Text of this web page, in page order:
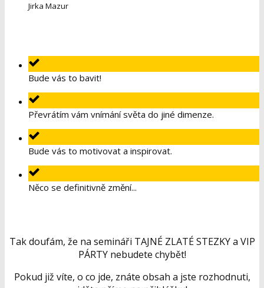
Jirka Mazur
Bude vás to bavit!
Převrátím vám vnímání světa do jiné dimenze.
Bude vás to motivovat a inspirovat.
Něco se definitivně změní...
Tak doufám, že na semináři TAJNÉ ZLATÉ STEZKY a VIP
PÁRTY nebudete chybět!
Pokud již víte, o co jde, znáte obsah a jste rozhodnuti,